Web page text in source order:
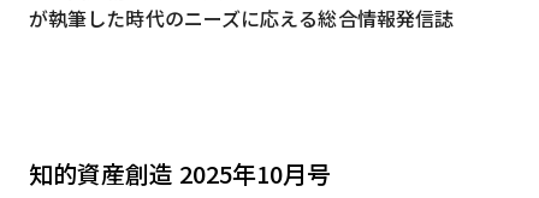
が執筆した時代のニーズに応える総合情報発信誌
知的資産創造 2025年10月号